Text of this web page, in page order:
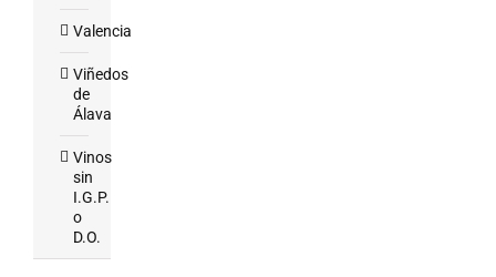
Valencia
Viñedos
de
Álava
Vinos
sin
I.G.P.
o
D.O.